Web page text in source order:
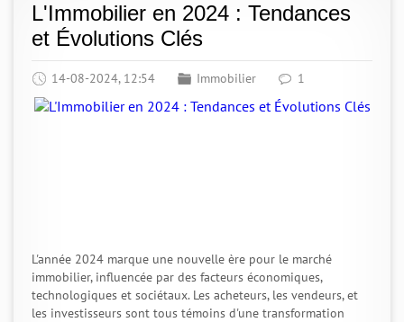
L'Immobilier en 2024 : Tendances
et Évolutions Clés
14-08-2024, 12:54 Immobilier 1
L'année 2024 marque une nouvelle ère pour le marché
immobilier, influencée par des facteurs économiques,
technologiques et sociétaux. Les acheteurs, les vendeurs, et
les investisseurs sont tous témoins d'une transformation